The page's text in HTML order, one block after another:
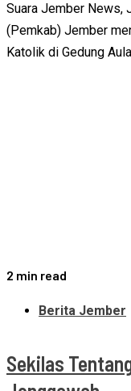
Suara Jember News,
(Pemkab) Jember
Katolik di Gedung
2 min read
Berita Jember
Sekilas